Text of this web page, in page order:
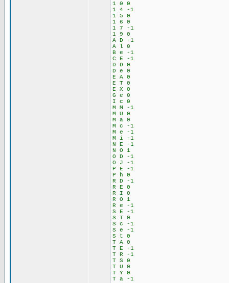
1 0 0
1 4 -1
1 5 0
1 6 0
1 7 -1
1 9 0
A D -1
A l 0
B e -1
C E -1
D D 0
D e 0
E A 0
E T 0
E X 0
G e 0
I c 0
M M -1
M U 0
M a 0
M c -1
M e -1
M i -1
N E -1
N O 1
O D -1
O J -1
P E -1
P h 0
R D -1
R E 0
R I 0
R O 1
R e -1
S E -1
S T 0
S c -1
S e -1
S t 0
T A 0
T E -1
T R -1
T S 0
T U 0
T Y 0
T a -1